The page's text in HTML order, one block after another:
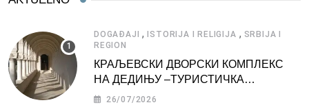
DOGAĐAJI ,ISTORIJA I RELIGIJA , SRBIJA I
REGION
КРАЉЕВСКИ ДВОРСКИ КОМПЛЕКС
НА ДЕДИЊУ –ТУРИСТИЧКА
АТРАКЦИЈА
26/07/2026